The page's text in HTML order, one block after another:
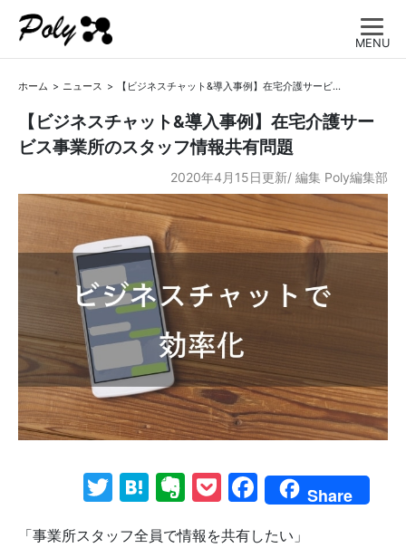
MENU
ホーム ニュース 【ビジネスチャット&導入事例】在宅介護サービス事業所のスタッフ情報共有問題
【ビジネスチャット&導入事例】在宅介護サー
ビス事業所のスタッフ情報共有問題
2020年4月15日更新/ 編集 Poly編集部
Twitter
Hatena
Evernote
Pocket
Facebook
Share
「事業所スタッフ全員で情報を共有したい」